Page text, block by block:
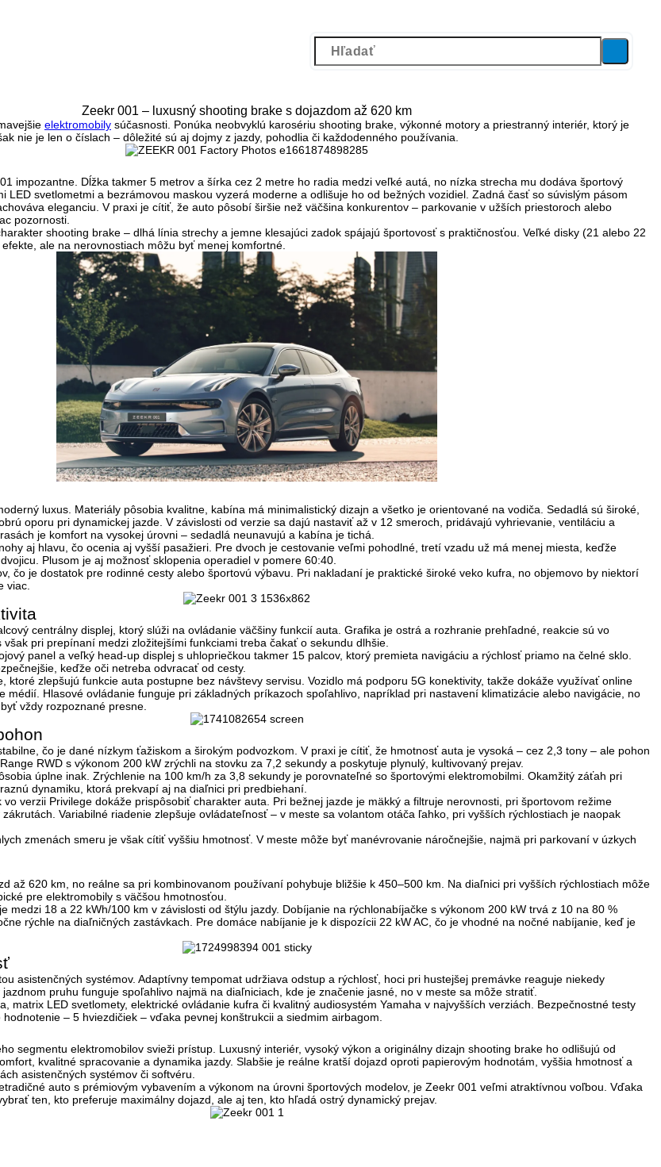
Zeekr 001 – luxusný shooting brake s dojazdom až 620 km
elektromobily súčasnosti. Ponúka neobvyklú karosériu shooting brake , výkonné motory a priestranný interiér, ktorý je
nie je len o číslach – dôležité sú aj dojmy z jazdy, pohodlia či každodenného používania.
impozantne. Dĺžka takmer 5 metrov a šírka cez 2 metre ho radia medzi veľké autá, no nízka strecha mu dodáva športový
LED svetlometmi a bezrámovou maskou vyzerá moderne a odlišuje ho od bežných vozidiel. Zadná časť so súvislým pásom
eleganciu. V praxi je cítiť, že auto pôsobí širšie než väčšina konkurentov – parkovanie v užších priestoroch alebo
pozornosti.
shooting brake – dlhá línia strechy a jemne klesajúci zadok spájajú športovosť s praktičnosťou. Veľké disky (21 alebo 22
ale na nerovnostiach môžu byť menej komfortné.
luxus. Materiály pôsobia kvalitne , kabína má minimalistický dizajn a všetko je orientované na vodiča. Sedadlá sú široké,
oporu pri dynamickej jazde. V závislosti od verzie sa dajú nastaviť až v 12 smeroch, pridávajú vyhrievanie, ventiláciu a
je komfort na vysokej úrovni – sedadlá neunavujú a kabína je tichá.
aj hlavu , čo ocenia aj vyšší pasažieri. Pre dvoch je cestovanie veľmi pohodlné, tretí vzadu už má menej miesta, keďže
Plusom je aj možnosť sklopenia operadiel v pomere 60:40.
, čo je dostatok pre rodinné cesty alebo športovú výbavu. Pri nakladaní je praktické široké veko kufra, no objemovo by niektorí
viac.
centrálny displej , ktorý slúži na ovládanie väčšiny funkcií auta. Grafika je ostrá a rozhranie prehľadné, reakcie sú vo
pri prepínaní medzi zložitejšími funkciami treba čakať o sekundu dlhšie.
panel a veľký head-up displej s uhlopriečkou takmer 15 palcov, ktorý premieta navigáciu a rýchlosť priamo na čelné sklo.
keďže oči netreba odvracať od cesty.
, ktoré zlepšujú funkcie auta postupne bez návštevy servisu. Vozidlo má podporu 5G konektivity, takže dokáže využívať online
médií. Hlasové ovládanie funguje pri základných príkazoch spoľahlivo, napríklad pri nastavení klimatizácie alebo navigácie, no
vždy rozpoznané presne.
čo je dané nízkym ťažiskom a širokým podvozkom. V praxi je cítiť, že hmotnosť auta je vysoká – cez 2,3 tony – ale pohon
RWD s výkonom 200 kW zrýchli na stovku za 7,2 sekundy a poskytuje plynulý, kultivovaný prejav.
úplne inak. Zrýchlenie na 100 km/h za 3,8 sekundy je porovnateľné so športovými elektromobilmi. Okamžitý záťah pri
dynamiku, ktorá prekvapí aj na diaľnici pri predbiehaní.
vo verzii Privilege dokáže prispôsobiť charakter auta. Pri bežnej jazde je mäkký a filtruje nerovnosti, pri športovom režime
Variabilné riadenie zlepšuje ovládateľnosť – v meste sa volantom otáča ľahko, pri vyšších rýchlostiach je naopak
zmenách smeru je však cítiť vyššiu hmotnosť. V meste môže byť manévrovanie náročnejšie, najmä pri parkovaní v úzkych
až 620 km , no reálne sa pri kombinovanom používaní pohybuje bližšie k 450–500 km. Na diaľnici pri vyšších rýchlostiach môže
pre elektromobily s väčšou hmotnosťou.
medzi 18 a 22 kWh/100 km v závislosti od štýlu jazdy. Dobíjanie na rýchlonabíjačke s výkonom 200 kW trvá z 10 na 80 %
rýchle na diaľničných zastávkach. Pre domáce nabíjanie je k dispozícii 22 kW AC, čo je vhodné na nočné nabíjanie, keď je
asistenčných systémov. Adaptívny tempomat udržiava odstup a rýchlosť, hoci pri hustejšej premávke reaguje niekedy
pruhu funguje spoľahlivo najmä na diaľniciach, kde je značenie jasné, no v meste sa môže stratiť.
matrix LED svetlomety, elektrické ovládanie kufra či kvalitný audiosystém Yamaha v najvyšších verziách. Bezpečnostné testy
– 5 hviezdičiek – vďaka pevnej konštrukcii a siedmim airbagom.
segmentu elektromobilov svieži prístup. Luxusný interiér, vysoký výkon a originálny dizajn shooting brake ho odlišujú od
kvalitné spracovanie a dynamika jazdy. Slabšie je reálne kratší dojazd oproti papierovým hodnotám, vyššia hmotnosť a
asistenčných systémov či softvéru.
auto s prémiovým vybavením a výkonom na úrovni športových modelov, je Zeekr 001 veľmi atraktívnou voľbou. Vďaka
ten, kto preferuje maximálny dojazd, ale aj ten, kto hľadá ostrý dynamický prejav.